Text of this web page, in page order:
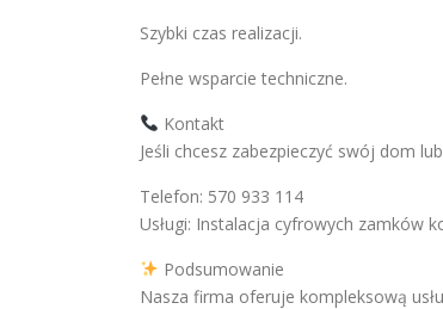
Szybki czas realizacji.
Pełne wsparcie techniczne.
Kontakt
Jeśli chcesz zabezpieczyć swój dom
Telefon: 570 933 114
Usługi: Instalacja cyfrowych zamków
Podsumowanie
Nasza firma oferuje kompleksową